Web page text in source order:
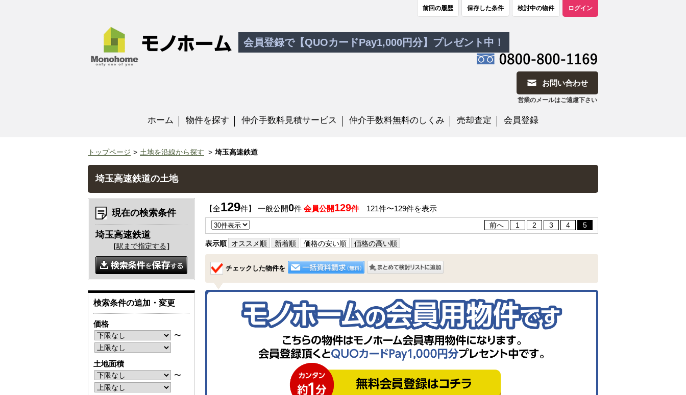
前回の履歴 保存した条件 検討中の物件 ログイン
会員登録で【QUOカードPay1,000円分】プレゼント中！
お問い合わせ
営業のメールはご遠慮下さい
ホーム 物件を探す 仲介手数料見積サービス 仲介手数料無料のしくみ 売却査定 会員登録
トップページ 土地を沿線から探す 埼玉高速鉄道
埼玉高速鉄道の土地
【全129件】 一般公開0件 会員公開129件121件〜129件を表示
前へ 1 2 3 4 5
表示順 オススメ順 新着順 価格の安い順 価格の高い順
チェックした物件を
現在の検索条件
埼玉高速鉄道
［駅まで指定する ］
検索条件の追加・変更
価格
〜
土地面積
〜